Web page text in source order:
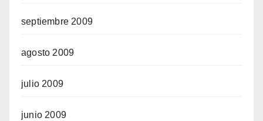
septiembre 2009
agosto 2009
julio 2009
junio 2009